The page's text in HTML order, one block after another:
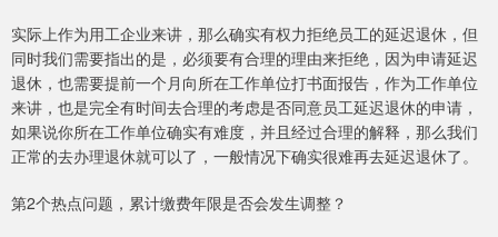
实际上作为用工企业来讲，那么确实有权力拒绝员工的延迟退休，但
同时我们需要指出的是，必须要有合理的理由来拒绝，因为申请延迟
退休，也需要提前一个月向所在工作单位打书面报告，作为工作单位
来讲，也是完全有时间去合理的考虑是否同意员工延迟退休的申请，
如果说你所在工作单位确实有难度，并且经过合理的解释，那么我们
正常的去办理退休就可以了，一般情况下确实很难再去延迟退休了。
第2个热点问题，累计缴费年限是否会发生调整？